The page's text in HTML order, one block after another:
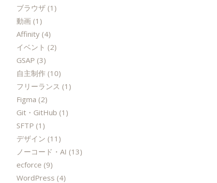
ブラウザ(1)
動画 (1)
Affinity(4)
イベント (2)
GSAP (3)
自主制作(10)
フリーランス (1)
Figma (2)
Git・GitHub (1)
SFTP (1)
デザイン (11)
ノーコード・AI (13)
ecforce (9)
WordPress (4)